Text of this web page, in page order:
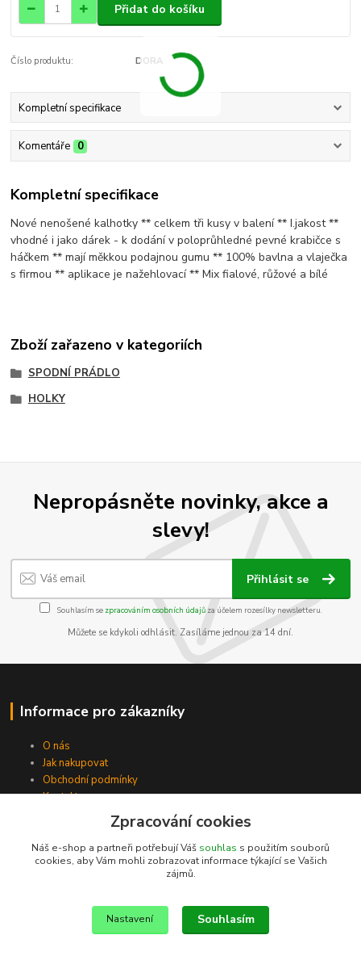
Přidat do košíku
Číslo produktu: DORA
Kompletní specifikace
Komentáře 0
Kompletní specifikace
Nové nenošené kalhotky ** celkem tři kusy v balení ** I.jakost **
vhodné i jako dárek - k dodání v poloprůhledné pevné krabičce s
háčkem ** mají měkkou podajnou gumu ** 100% bavlna a vlaječka
s firmou ** aplikace je nažehlovací ** Mix fialové, růžové a bílé
Zboží zařazeno v kategoriích
SPODNÍ PRÁDLO
HOLKY
Nepropásněte novinky, akce a
slevy!
Přihlásit se
Souhlasím se zpracováním osobních údajůza účelem rozesílky newsletteru.
Můžete se kdykoli odhlásit. Zasíláme jednou za 14 dní.
Informace pro zákazníky
O nás
Jak nakupovat
Obchodní podmínky
Kontakty
Zpracování cookies
Náš e-shop a partneři potřebují Váš souhlas s použitím souborů
cookies, aby Vám mohli zobrazovat informace týkající se Vašich
zájmů.
Nastavení Souhlasím